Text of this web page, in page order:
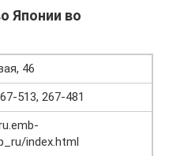
Японии во
46
513, 267-481
index.html